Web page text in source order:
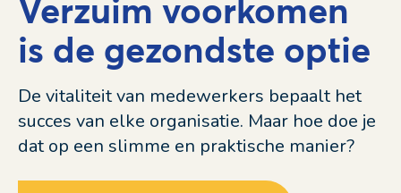
Verzuim voorkomen
is de gezondste optie
De vitaliteit van medewerkers bepaalt het
succes van elke organisatie. Maar hoe doe je
dat op een slimme en praktische manier?